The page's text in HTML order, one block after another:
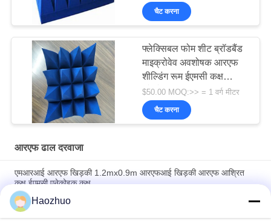
चैट करना
फ्लेक्सिबल फोम शीट ब्रॉडबैंड
माइक्रोवेव अवशोषक आरएफ
शील्डिंग रूम ईएमसी कक्ष
एनेकोइक कक्ष
$50.00 MOQ:>> = 1 वर्ग मीटर
चैट करना
आरएफ ढाल दरवाजा
एमआरआई आरएफ खिड़की 1.2mx0.9m आरएफआई खिड़की आरएफ आश्रित
कक्ष ईएमसी एनेकोइक कक्ष
एमआरआई आरएफ शील्डिंग ईएमसी एनोइक चैंबर के लिए स्विंग गैल्वेनाइज्ड स्टील
आरएफ शील्डेड डोर
Haozhuo